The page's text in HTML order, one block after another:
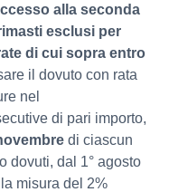
alla seconda
esclusi per
di cui sopra entro
il dovuto con rata
nel
di pari importo,
di ciascun
dovuti, dal 1° agosto
misura del 2%